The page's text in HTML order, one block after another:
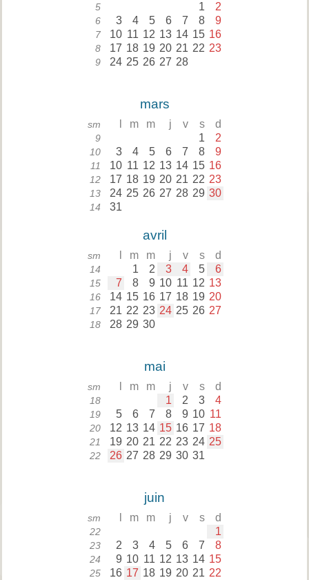
5 1 2
6 3 4 5 6 7 8 9
7 10 11 12 13 14 15 16
8 17 18 19 20 21 22 23
9 24 25 26 27 28
mars
sm m m j v s d
9 1 2
10 3 4 5 6 7 8 9
11 10 11 12 13 14 15 16
12 17 18 19 20 21 22 23
13 24 25 26 27 28 29 30
14 31
avril
sm m m j v s d
14 1 2 3 4 5 6
15 7 8 9 10 11 12 13
16 14 15 16 17 18 19 20
17 21 22 23 24 25 26 27
18 28 29 30
mai
sm m m j v s d
18 1 2 3 4
19 5 6 7 8 9 10 11
20 12 13 14 15 16 17 18
21 19 20 21 22 23 24 25
22 26 27 28 29 30 31
juin
sm m m j v s d
22 1
23 2 3 4 5 6 7 8
24 9 10 11 12 13 14 15
25 16 17 18 19 20 21 22